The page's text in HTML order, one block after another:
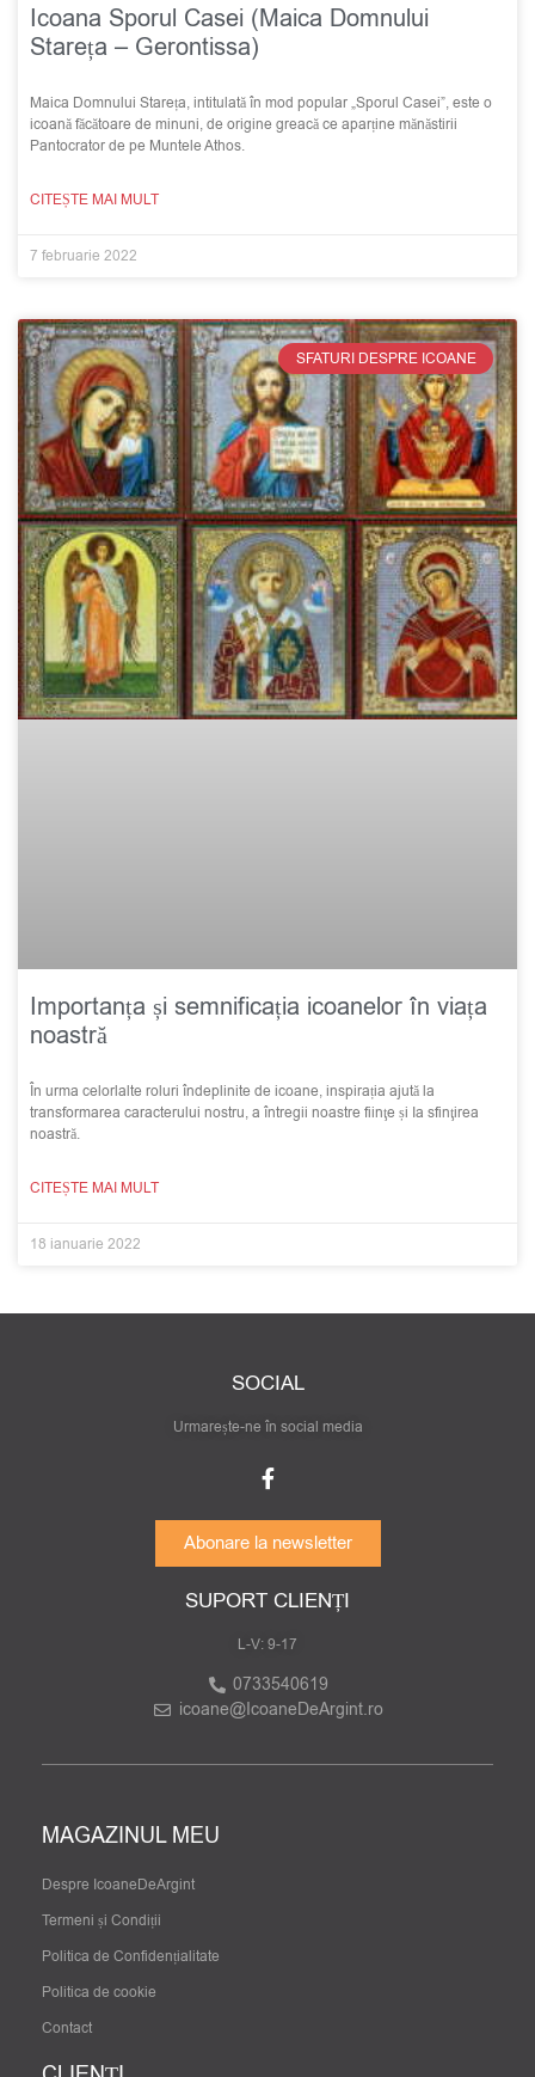
Icoana Sporul Casei (Maica Domnului
Stareța – Gerontissa)
Maica Domnului Stareța, intitulată în mod popular „Sporul Casei”, este o
icoană făcătoare de minuni, de origine greacă ce aparține mănăstirii
Pantocrator de pe Muntele Athos.
CITEȘTE MAI MULT
7 februarie 2022
SFATURI DESPRE ICOANE
Importanța și semnificația icoanelor în viața
noastră
În urma celorlalte roluri îndeplinite de icoane, inspirația ajută la
transformarea caracterului nostru, a întregii noastre fiinţe și Ia sfinţirea
noastră.
CITEȘTE MAI MULT
18 ianuarie 2022
SOCIAL
Urmarește-ne în social media
Abonare la newsletter
SUPORT CLIENȚI
L-V: 9-17
0733540619
icoane@IcoaneDeArgint.ro
MAGAZINUL MEU
Despre IcoaneDeArgint
Termeni și Condiții
Politica de Confidențialitate
Politica de cookie
Contact